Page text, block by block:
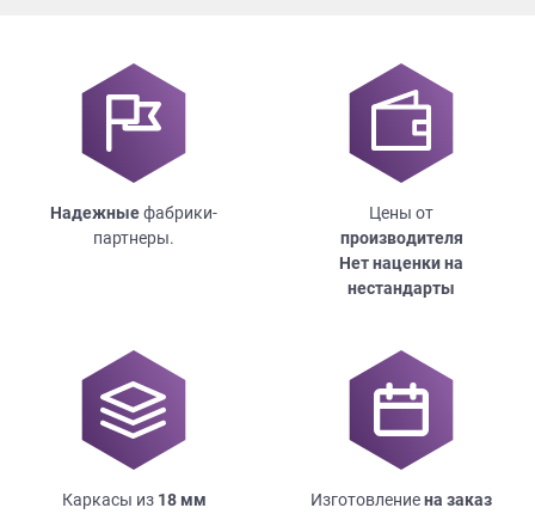
Надежныефабрики-
партнеры.
Цены от
производителя
Нет наценки на
нестандарты
Каркасы из 18мм
Изготовлениена заказ